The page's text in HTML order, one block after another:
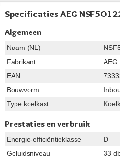
Specificaties AEG
Algemeen
Naam (NL)
Fabrikant
AEG
EAN
Bouwvorm
Type koelkast
Prestaties en verbruik
Energie-efficiëntieklasse
D
Geluidsniveau
33